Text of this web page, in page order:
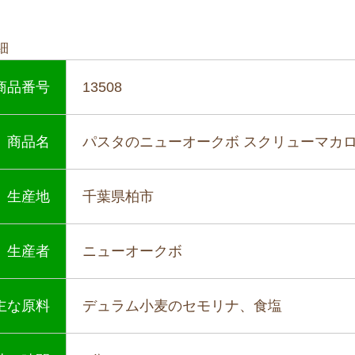
品番号 13508
商品名 パスタのニューオークボ スクリューマカ
生産地 千葉県柏市
生産者 ニューオークボ
な原料 デュラム小麦のセモリナ、食塩